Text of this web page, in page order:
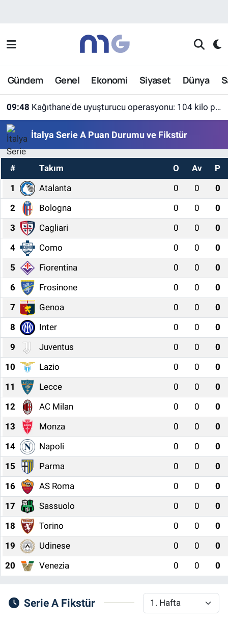
Gündem Genel Ekonomi Siyaset Dünya
09:48 Kağıthane'de uyuşturucu operasyonu: 104 kilo pregabalin ele geçirildi
İtalya Serie A Puan Durumu ve Fikstür
# Takım O Av
P
1
Atalanta 0 0
0
2
Bologna 0 0
0
3
Cagliari 0 0
0
4
Como 0 0
0
5
Fiorentina 0 0
0
6
Frosinone 0 0
0
7
Genoa 0 0
0
8
Inter 0 0
0
9
Juventus 0 0
0
10
Lazio 0 0
0
11
Lecce 0 0
0
12
AC Milan 0 0
0
13
Monza 0 0
0
14
Napoli 0 0
0
15
Parma 0 0
0
16
AS Roma 0 0
0
17
Sassuolo 0 0
0
18
Torino 0 0
0
19
Udinese 0 0
0
20
Venezia 0 0 0
Serie A Fikstür
Nöbetçi Eczaneler
Hava Durumu
Süper Lig Puan Durumu ve Fikstür
Tüm Manşetler
Son Dakika Haberleri
Haber Arşivi